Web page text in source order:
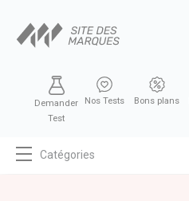
Demander
Test
Nos Tests Bons plans
Catégories